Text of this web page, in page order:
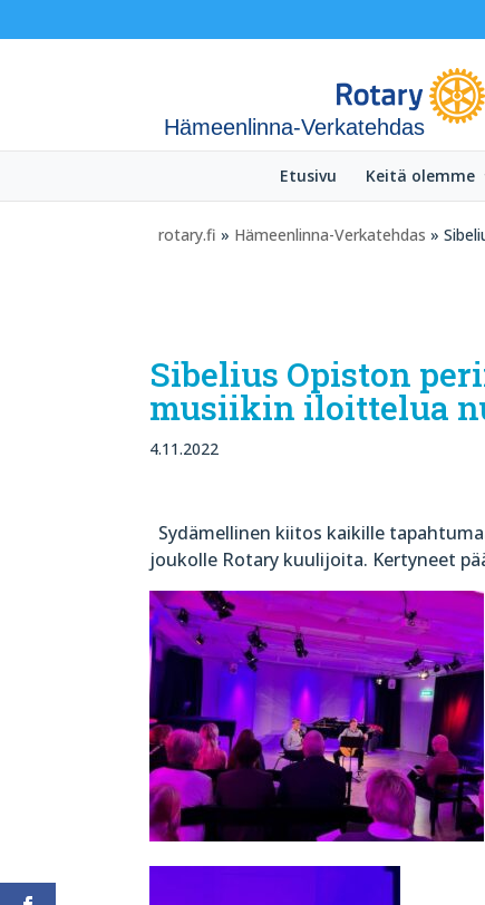
Hämeenlinna-Verkatehdas
Etusivu Keitä olemme
rotary.fi » Hämeenlinna-Verkatehdas »
Sibelius Opiston
musiikin iloittelua
4.11.2022
Sydämellinen kiitos kaikille
joukolle Rotary kuulijoita. Kertyneet